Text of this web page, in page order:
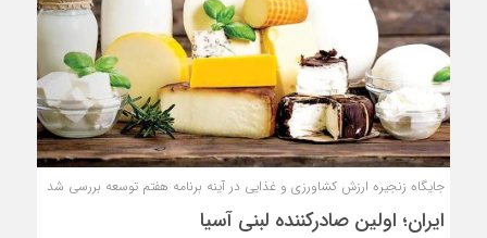
جایگاه زنجیره ارزش کشاورزی و غذایی در آینه برنامه هفتم توسعه بررسی شد
ایران؛ اولین صادرکننده لبنی آسیا